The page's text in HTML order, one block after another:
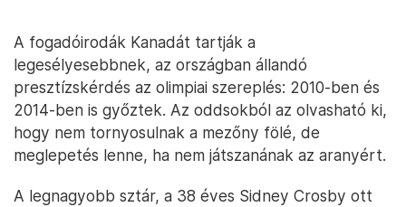
A fogadóirodák Kanadát tartják a
legesélyesebbnek, az országban állandó
presztízskérdés az olimpiai szereplés: 2010-ben és
2014-ben is győztek. Az oddsokból az olvasható ki,
hogy nem tornyosulnak a mezőny fölé, de
meglepetés lenne, ha nem játszanának az aranyért.
A legnagyobb sztár, a 38 éves Sidney Crosby ott